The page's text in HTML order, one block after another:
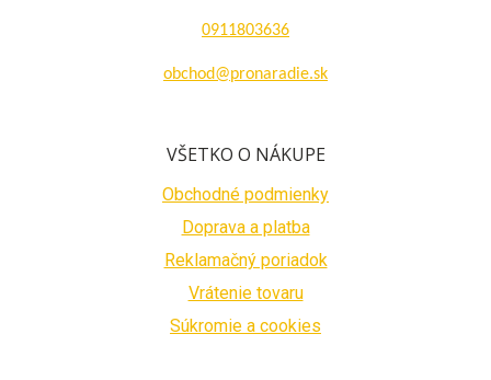
0911803636
obchod@pronaradie.sk
VŠETKO O NÁKUPE
Obchodné podmienky
Doprava a platba
Reklamačný poriadok
Vrátenie tovaru
Súkromie a cookies